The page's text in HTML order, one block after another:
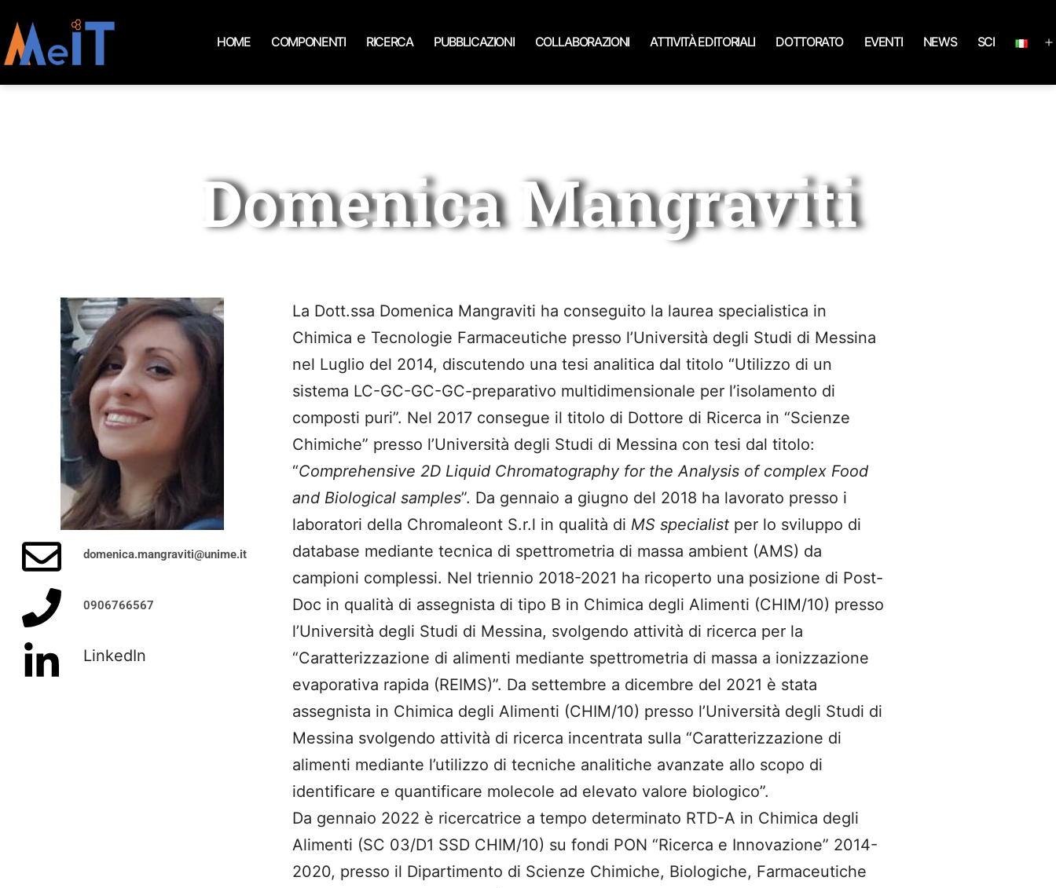
HOME COMPONENTI RICERCA PUBBLICAZIONI COLLABORAZIONI ATTIVITÀ EDITORIALI DOTTORATO EVENTI NEWS SCI
Domenica Mangraviti
domenica.mangraviti@unime.it
0906766567
LinkedIn
La Dott.ssa Domenica Mangraviti ha conseguito la laurea specialistica in
Chimica e Tecnologie Farmaceutiche presso l’Università degli Studi di Messina
nel Luglio del 2014, discutendo una tesi analitica dal titolo “Utilizzo di un
sistema LC-GC-GC-GC-preparativo multidimensionale per l’isolamento di
composti puri”. Nel 2017 consegue il titolo di Dottore di Ricerca in “Scienze
Chimiche” presso l’Università degli Studi di Messina con tesi dal titolo:
“Comprehensive 2D Liquid Chromatography for the Analysis of complex Food
and Biological samples”. Da gennaio a giugno del 2018 ha lavorato presso i
laboratori della Chromaleont S.r.l in qualità di MS specialistper lo sviluppo di
database mediante tecnica di spettrometria di massa ambient (AMS) da
campioni complessi. Nel triennio 2018-2021 ha ricoperto una posizione di Post-
Doc in qualità di assegnista di tipo B in Chimica degli Alimenti (CHIM/10) presso
l’Università degli Studi di Messina, svolgendo attività di ricerca per la
“Caratterizzazione di alimenti mediante spettrometria di massa a ionizzazione
evaporativa rapida (REIMS)”. Da settembre a dicembre del 2021 è stata
assegnista in Chimica degli Alimenti (CHIM/10) presso l’Università degli Studi di
Messina svolgendo attività di ricerca incentrata sulla “Caratterizzazione di
alimenti mediante l’utilizzo di tecniche analitiche avanzate allo scopo di
identificare e quantificare molecole ad elevato valore biologico”.
Da gennaio 2022 è ricercatrice a tempo determinato RTD-A in Chimica degli
Alimenti (SC 03/D1 SSD CHIM/10) su fondi PON “Ricerca e Innovazione” 2014-
2020, presso il Dipartimento di Scienze Chimiche, Biologiche, Farmaceutiche